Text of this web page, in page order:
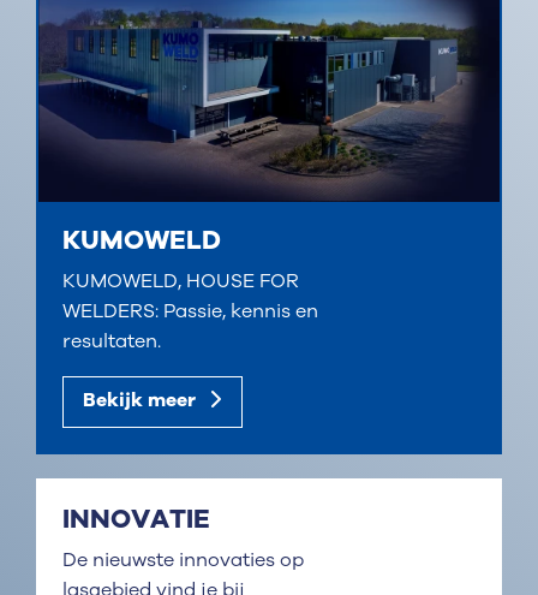
KUMOWELD
KUMOWELD, HOUSE FOR
WELDERS: Passie, kennis en
resultaten.
Bekijk meer
INNOVATIE
De nieuwste innovaties op